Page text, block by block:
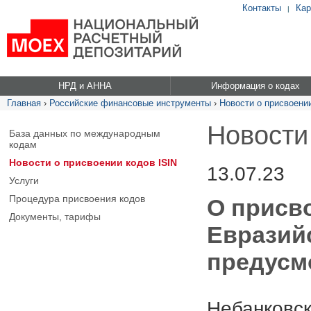
Контакты |
НРД и АННА
Информация о кодах
Главная › Российские финансовые инструменты › Новости о
База данных по международным
кодам
Новости о присвоении кодов ISIN
Услуги
Процедура присвоения кодов
Документы, тарифы
13.07.23
О